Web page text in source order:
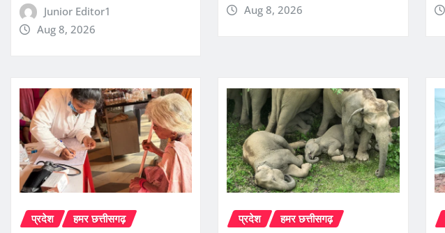
Junior Editor1
Aug 8, 2026
Aug 8, 2026
प्रदेश हमर छत्तीसगढ़ प्रदेश हमर छत्तीसगढ़